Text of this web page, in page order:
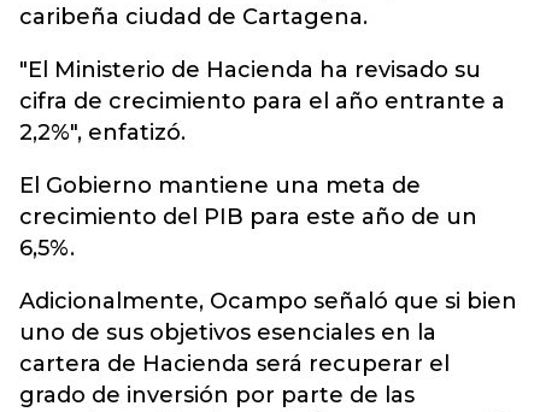
caribeña ciudad de Cartagena.
"El Ministerio de Hacienda ha revisado su
cifra de crecimiento para el año entrante a
2,2%", enfatizó.
El Gobierno mantiene una meta de
crecimiento del PIB para este año de un
6,5%.
Adicionalmente, Ocampo señaló que si bien
uno de sus objetivos esenciales en la
cartera de Hacienda será recuperar el
grado de inversión por parte de las